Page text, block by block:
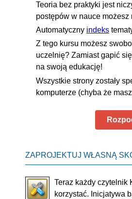
Teoria bez praktyki jest
postępów w nauce
Automatyczny indeks
Z tego kursu możesz
uczelnię? Zamiast gapić
na swoją edukację!
Wszystkie strony zostały
komputerze (chyba że
ZAPROJEKTUJ WŁASNĄ
Teraz każdy czytelnik
korzystać. Inicjatywa